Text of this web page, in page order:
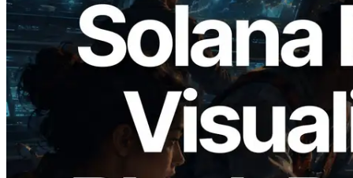
2026.05.24
Validators Solutions lança Solana Block
Analyzer — Visualizando o tempo de
produção de bloco por slot e o validador
responsável